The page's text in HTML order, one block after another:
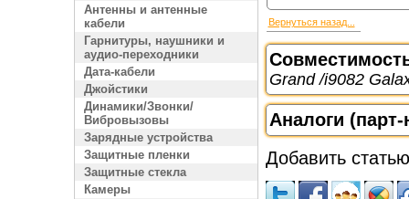
Антенны и антенные
кабели
Гарнитуры, наушники и
аудио-переходники
Дата-кабели
Джойстики
Динамики/Звонки/
Вибровызовы
Зарядные устройства
Защитные пленки
Защитные стекла
Камеры
Вернуться назад...
Grand /i9082
Аналоги
Добавить